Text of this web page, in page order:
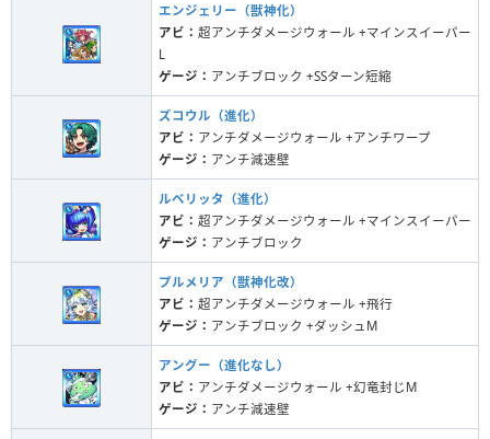
エンジェリー（獣神化）
アビ： 超アンチダメージウォール +マインスイーパー
L
ゲージ： アンチブロック +SSターン短縮
ズコウル（進化）
アビ： アンチダメージウォール +アンチワープ
ゲージ： アンチ減速壁
ルベリッタ（進化）
アビ： 超アンチダメージウォール +マインスイーパー
ゲージ： アンチブロック
プルメリア（獣神化改）
アビ： 超アンチダメージウォール +飛行
ゲージ： アンチブロック +ダッシュM
アングー（進化なし）
アビ： アンチダメージウォール +幻竜封じM
ゲージ： アンチ減速壁